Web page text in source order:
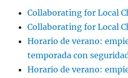
Collaborating for Local
Collaborating for Local
Horario de verano:
temporada con
Horario de verano: